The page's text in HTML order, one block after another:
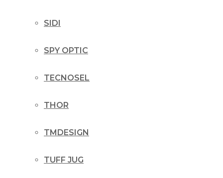
SIDI
SPY OPTIC
TECNOSEL
THOR
TMDESIGN
TUFF JUG